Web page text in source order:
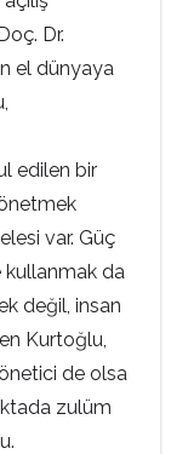
Dr.
el dünyaya
edilen bir
var. Güç
kullanmak da
değil, insan
Kurtoğlu,
de olsa
zulüm